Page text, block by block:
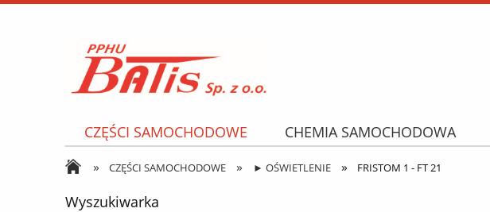
CZĘŚCI SAMOCHODOWE CHEMIA SAMOCHODOWA
NARZĘDZIA I AKCESORIA
OPONY PROMOCJE
» CZĘŚCI SAMOCHODOWE » ► OŚWIETLENIE » FRISTOM 1 - FT 21
Wyszukiwarka